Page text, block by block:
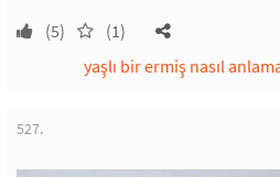
(5) (1)
yaşlı bir ermiş nasıl
527.